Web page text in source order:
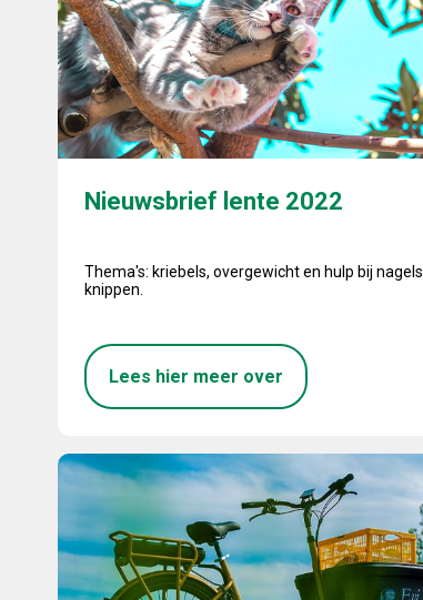
Nieuwsbrief lente 2022
Thema's: kriebels, overgewicht en hulp bij nagels
knippen.
Lees hier meer over
Evi op koers!